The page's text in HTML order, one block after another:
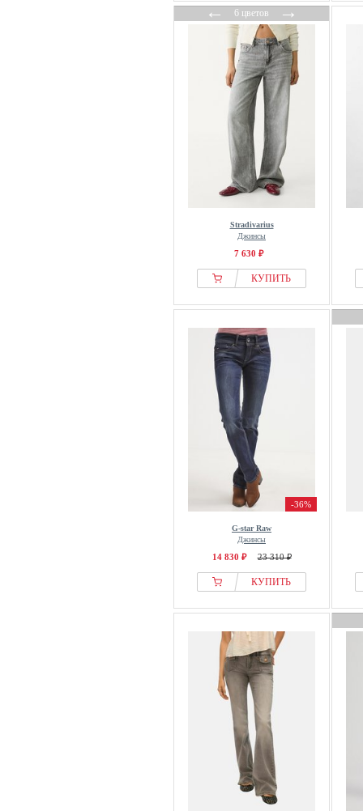
←6 цветов→
Stradivarius
Джинсы
7 630 ₽
КУПИТЬ
-36%
G-star Raw
Джинсы
14 830 ₽ 23 310 ₽
КУПИТЬ